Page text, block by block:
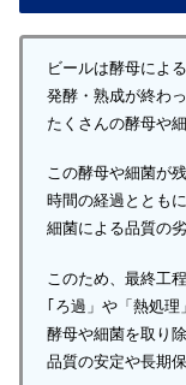
ビールは酵母によ
発酵・熟成が終わ
たくさんの酵母や
この酵母や細菌が
時間の経過ととも
細菌による品質の
このため、最終工
｢ろ過」や「熱処理
酵母や細菌を取り
品質の安定や長期